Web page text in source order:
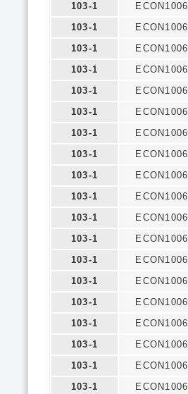
103-1
ECON1006
103-1
ECON1006
103-1
ECON1006
103-1
ECON1006
103-1
ECON1006
103-1
ECON1006
103-1
ECON1006
103-1
ECON1006
103-1
ECON1006
103-1
ECON1006
103-1
ECON1006
103-1
ECON1006
103-1
ECON1006
103-1
ECON1006
103-1
ECON1006
103-1
ECON1006
103-1
ECON1006
103-1
ECON1006
103-1
ECON1006